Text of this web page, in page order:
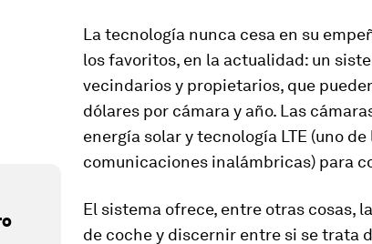
La tecnología nunca cesa en su
los favoritos, en la actualidad: un
vecindarios y propietarios, que
dólares por cámara y año. Las
energía solar y tecnología LTE (uno
comunicaciones inalámbricas) para
El sistema ofrece, entre otras
de coche y discernir entre si se trata